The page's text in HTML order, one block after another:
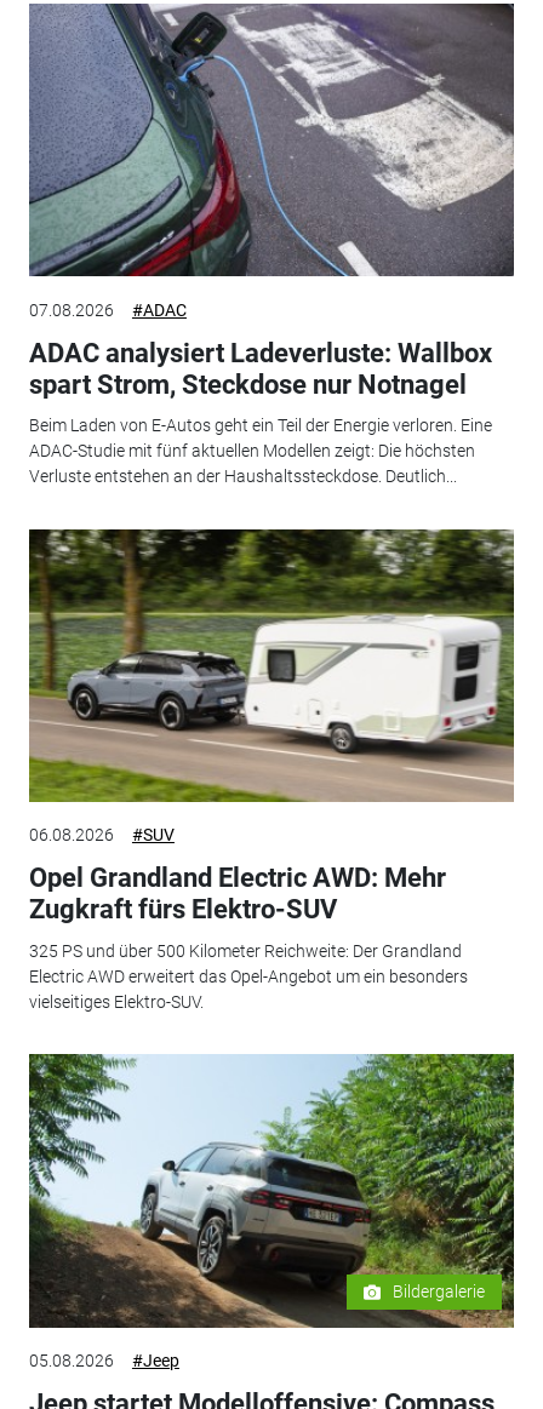
07.08.2026 #ADAC
ADAC analysiert Ladeverluste: Wallbox
spart Strom, Steckdose nur Notnagel
Beim Laden von E-Autos geht ein Teil der Energie verloren. Eine
ADAC-Studie mit fünf aktuellen Modellen zeigt: Die höchsten
Verluste entstehen an der Haushaltssteckdose. Deutlich...
06.08.2026 #SUV
Opel Grandland Electric AWD: Mehr
Zugkraft fürs Elektro-SUV
325 PS und über 500 Kilometer Reichweite: Der Grandland
Electric AWD erweitert das Opel-Angebot um ein besonders
vielseitiges Elektro-SUV.
Bildergalerie
05.08.2026 #Jeep